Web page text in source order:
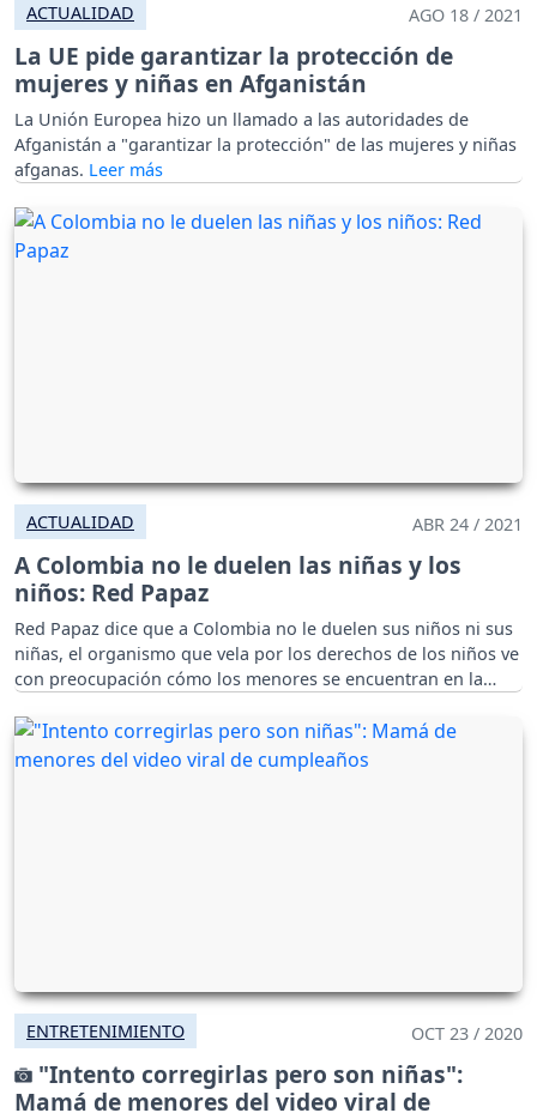
ACTUALIDAD AGO 18 / 2021
La UE pide garantizar la protección de
mujeres y niñas en Afganistán
La Unión Europea hizo un llamado a las autoridades de
Afganistán a "garantizar la protección" de las mujeres y niñas
afganas.
ACTUALIDAD ABR 24 / 2021
A Colombia no le duelen las niñas y los
niños: Red Papaz
Red Papaz dice que a Colombia no le duelen sus niños ni sus
niñas, el organismo que vela por los derechos de los niños ve
con preocupación cómo los menores se encuentran en la
ENTRETENIMIENTO OCT 23 / 2020
"Intento corregirlas pero son niñas":
Mamá de menores del video viral de